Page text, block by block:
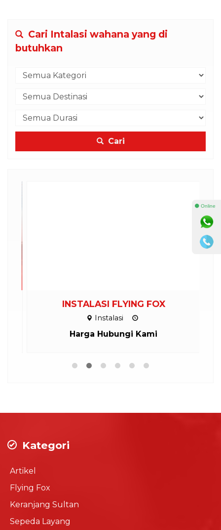
Cari Intalasi wahana yang di
butuhkan
Cari
INSTALASI FLYING FOX
Instalasi
Harga Hubungi Kami
Kategori
Artikel
Flying Fox
Keranjang Sultan
Sepeda Layang
⚫ Online